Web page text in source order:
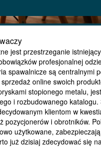
jest przestrzeganie
profesjonalnej
spawalnicze są centralnymi
online swoich
stopionego metalu,
i rozbudowanego
klientom w
i obrotników.
użytkowane,
już dzisiaj zdecydować się